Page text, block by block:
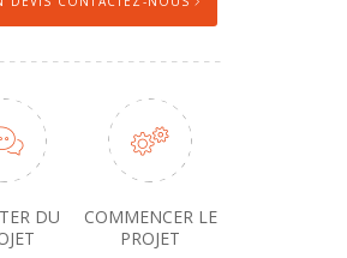
DU
COMMENCER LE
PROJET